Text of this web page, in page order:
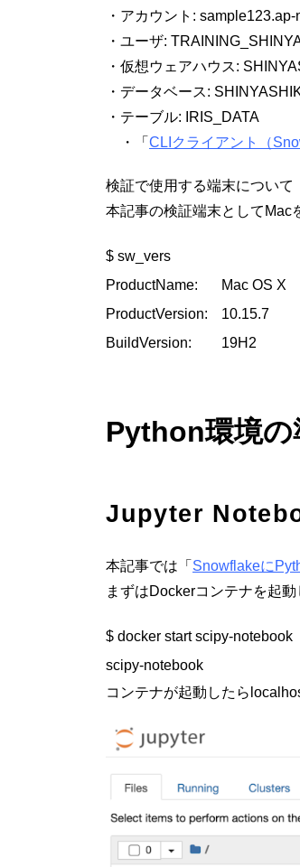
・アカウント:
・ユーザ:
・仮想ウェアハウス:
・データベース:
・テーブル: IRIS_DATA
・「CLIクライアント（
検証で使用する端末について
本記事の検証端末としてMac
$ sw_vers
ProductName:	Mac OS X
ProductVersion:	10.15.7
BuildVersion:	19H2
Python環境の
Jupyter
本記事では「 Snowflakeに
まずはDockerコンテナを起動
$ docker start scipy-notebook
コンテナが起動したら